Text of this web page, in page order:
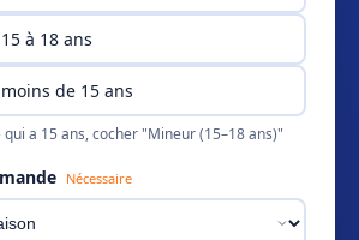
à 18 ans
de 15 ans
a 15 ans, cocher "Mineur (15–18 ans)"
Nécessaire